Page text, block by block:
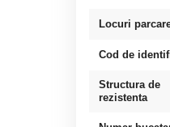
Locuri
Cod de
Structura de
rezistenta